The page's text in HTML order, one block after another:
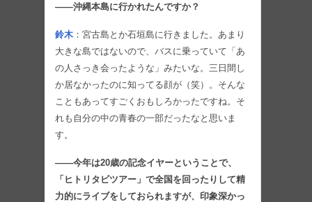
――沖縄本島に行かれたんですか？
鈴木 ：宮古島とか石垣島に行きました。あまり
大きな島ではないので、バスに乗っていて「あ
の人さっき会ったような」みたいな。三日間し
か居なかったのに知ってる顔が（笑）。そんな
こともあってすごくおもしろかったですね。そ
れも自分の中の青春の一部だったなと思いま
す。
――今年は20歳の記念イヤーということで、
「ヒトリタビツアー」で全国を回ったりして精
力的にライブをしておられますが、印象深かっ